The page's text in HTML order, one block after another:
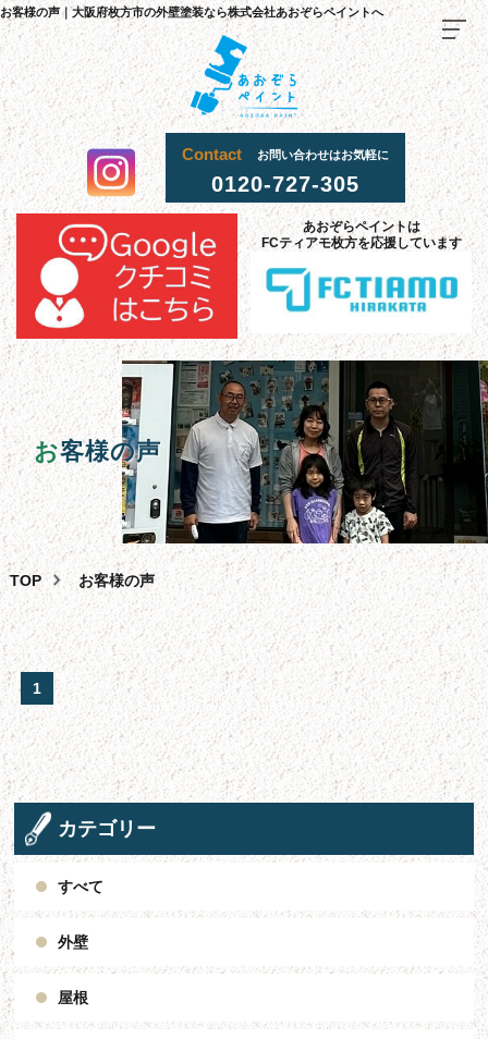
お客様の声｜大阪府枚方市の外壁塗装なら株式会社あおぞらペイントへ
Contact お問い合わせはお気軽に
0120-727-305
あおぞらペイントは
FCティアモ枚方を応援しています
お客様の声
TOP お客様の声
TOP
料金・施工までの流れ
当社 が選ばれる理由
施工事例
お客様の声
採用情報
外壁塗装
屋根塗装・葺き替え・カバー工法
雨漏り・バルコニー・ベランダ防水工事
その 他サービス
助成金 相談
スタッフ 紹 介
よくある質問
会社概要
問合せフォーム
サイ
お 知 らせ・ ブログ
1
カテゴリー
すべて
外壁
屋根